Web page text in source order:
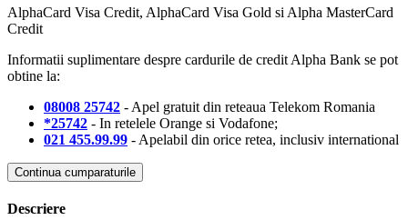
AlphaCard Visa Credit, AlphaCard Visa Gold si Alpha MasterCard
Credit
Informatii suplimentare despre cardurile de credit Alpha Bank se pot
obtine la:
08008 25742 - Apel gratuit din reteaua Telekom Romania
*25742 - In retelele Orange si Vodafone;
021 455.99.99 - Apelabil din orice retea, inclusiv international
Continua cumparaturile
Descriere